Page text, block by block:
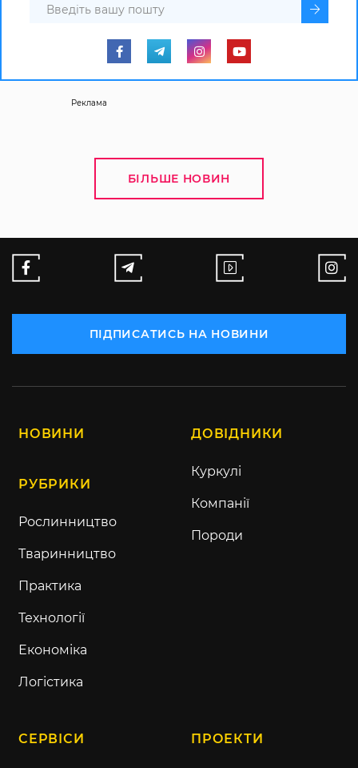
Реклама
БІЛЬШЕ НОВИН
ПІДПИСАТИСЬ НА НОВИНИ
НОВИНИ
РУБРИКИ
Рослинництво
Тваринництво
Практика
Технології
Економіка
Логістика
ДОВІДНИКИ
Куркулі
Компанії
Породи
СЕРВІСИ ПРОЕКТИ